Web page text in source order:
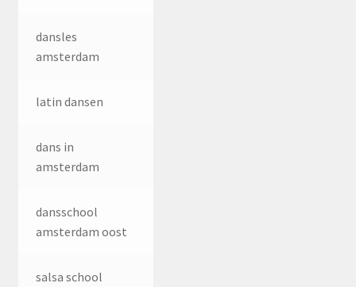
dansles
amsterdam
latin dansen
dans in
amsterdam
dansschool
amsterdam oost
salsa school